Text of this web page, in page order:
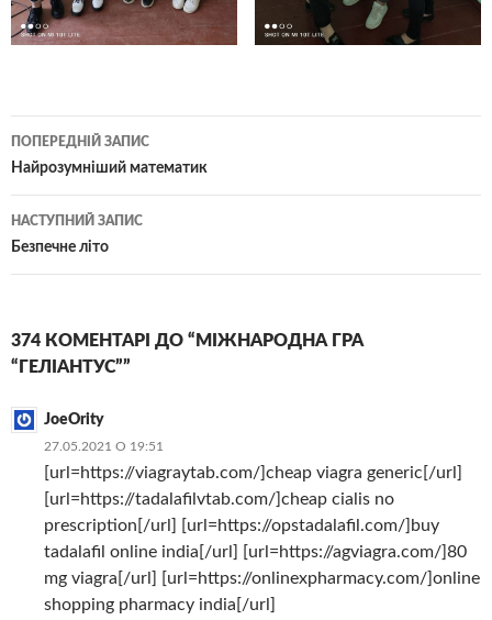
Навігація
по
записам
ПОПЕРЕДНІЙ ЗАПИС
Найрозумніший математик
НАСТУПНИЙ ЗАПИС
Безпечне літо
374 КОМЕНТАРІ ДО “МІЖНАРОДНА ГРА
“ГЕЛІАНТУС””
JoeOrity
27.05.2021 О 19:51
[url=https://viagraytab.com/]cheap viagra generic[/url]
[url=https://tadalafilvtab.com/]cheap cialis no
prescription[/url] [url=https://opstadalafil.com/]buy
tadalafil online india[/url] [url=https://agviagra.com/]80
mg viagra[/url] [url=https://onlinexpharmacy.com/]online
shopping pharmacy india[/url]